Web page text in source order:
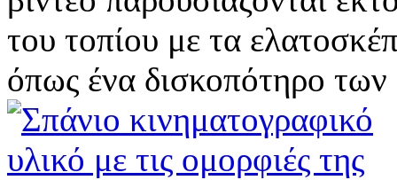
του τοπίου με τα
όπως ένα δισκοπότηρο των